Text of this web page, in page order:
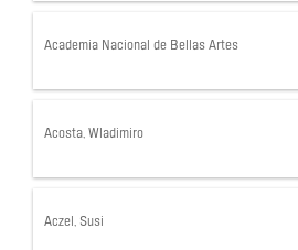
Academia Nacional de Bellas Artes
Acosta, Wladimiro
Aczel, Susi